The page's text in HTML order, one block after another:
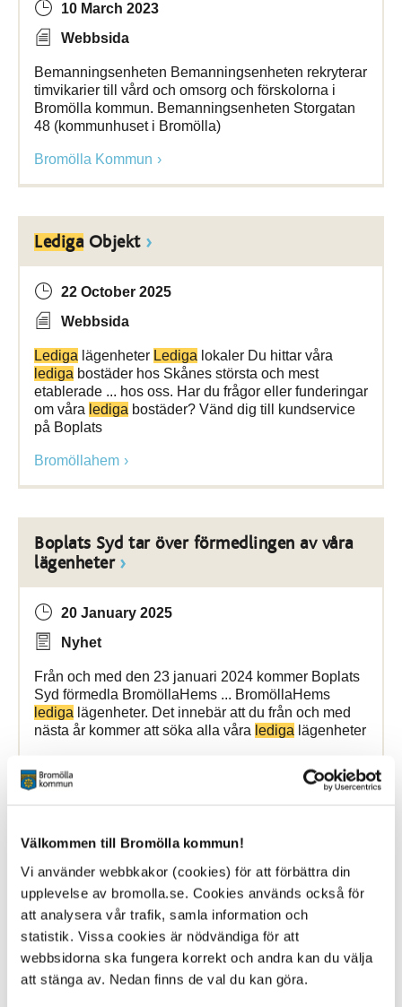
Välkommen till Bromölla kommun!
Vi använder webbkakor (cookies) för att förbättra din
upplevelse av bromolla.se. Cookies används också för
att analysera vår trafik, samla information och
statistik. Vissa cookies är nödvändiga för att
webbsidorna ska fungera korrekt och andra kan du välja
att stänga av. Nedan finns de val du kan göra.
10 March 2023
Webbsida
Bemanningsenheten Bemanningsenheten rekryterar
timvikarier till vård och omsorg och förskolorna i
Bromölla kommun. Bemanningsenheten Storgatan
48 (kommunhuset i Bromölla)
Bromölla Kommun
LedigaObjekt
22 October 2025
Webbsida
Lediga lägenheter Lediga lokaler Du hittar våra
lediga bostäder hos Skånes största och mest
etablerade ... hos oss. Har du frågor eller funderingar
om våra lediga bostäder? Vänd dig till kundservice
på Boplats
Bromöllahem
Boplats Syd tar över förmedlingen av våra
lägenheter
20 January 2025
Nyhet
Från och med den 23 januari 2024 kommer Boplats
Syd förmedla BromöllaHems ... BromöllaHems
lediga lägenheter. Det innebär att du från och med
nästa år kommer att söka alla våra lediga lägenheter
[Arkiverad] Nu är det påsklov!
24 March 2026
Nyhet
Våren är på ingång och med den även påsklovet.
Det erbjuds ... påsklovet. Det erbjuds en del gratis